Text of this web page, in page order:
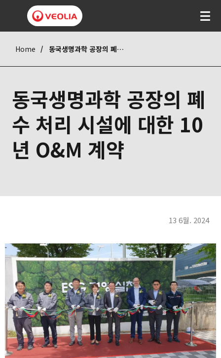
Home 동국생명과학 공장의 폐수 처리 시설에 대한 10년 O&M 계약
동국생명과학 공장의 폐
수 처리 시설에 대한 10
년 O&M 계약
13 6월. 2024